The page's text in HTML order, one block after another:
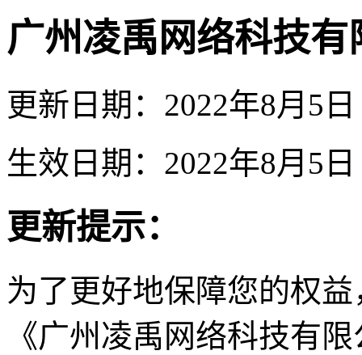
广州凌禹网络科技
更新日期：2022年8月5日
生效日期：2022年8月5日
更新提示：
为了更好地保障您的权
《广州凌禹网络科技有